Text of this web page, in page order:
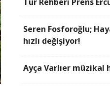
Seren Fosforoğlu;
hızlı değişiyor!
Ayça Varlıer müzikal